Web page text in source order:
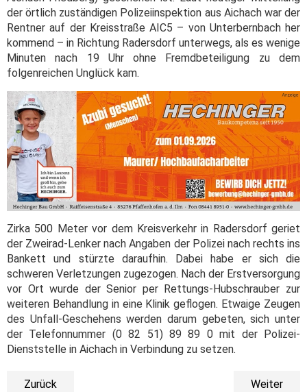
der örtlich zuständigen Polizeiinspektion aus Aichach war der
Rentner auf der Kreisstraße AIC5 – von Unterbernbach her
kommend – in Richtung Radersdorf unterwegs, als es wenige
Minuten nach 19 Uhr ohne Fremdbeteiligung zu dem
folgenreichen Unglück kam.
Zirka 500 Meter vor dem Kreisverkehr in Radersdorf geriet
der Zweirad-Lenker nach Angaben der Polizei nach rechts ins
Bankett und stürzte daraufhin. Dabei habe er sich die
schweren Verletzungen zugezogen. Nach der Erstversorgung
vor Ort wurde der Senior per Rettungs-Hubschrauber zur
weiteren Behandlung in eine Klinik geflogen. Etwaige Zeugen
des Unfall-Geschehens werden darum gebeten, sich unter
der Telefonnummer (0 82 51) 89 89 0 mit der Polizei-
Dienststelle in Aichach in Verbindung zu setzen.
Zurück Weiter